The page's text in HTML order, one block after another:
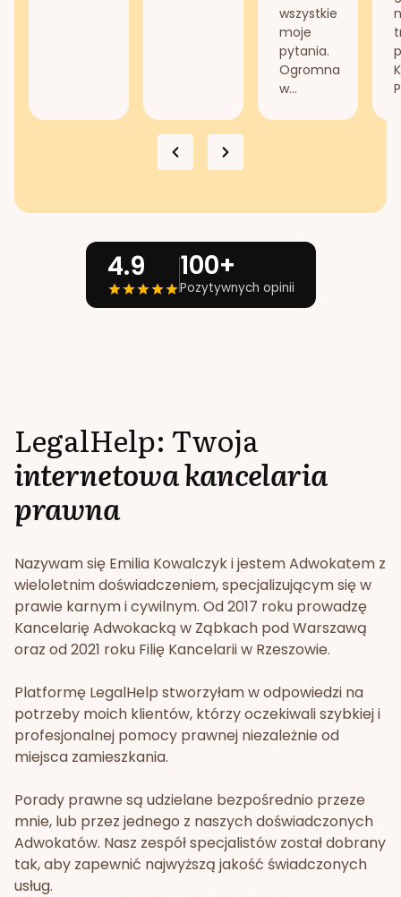
wszystkie
moje
pytania.
Ogromna
w...
4.9 100+
Pozytywnych opinii
LegalHelp: Twoja
internetowa kancelaria
prawna
Nazywam się Emilia Kowalczyk i jestem Adwokatem z
wieloletnim doświadczeniem, specjalizującym się w
prawie karnym i cywilnym. Od 2017 roku prowadzę
Kancelarię Adwokacką w Ząbkach pod Warszawą
oraz od 2021 roku Filię Kancelarii w Rzeszowie.
Platformę LegalHelp stworzyłam w odpowiedzi na
potrzeby moich klientów, którzy oczekiwali szybkiej i
profesjonalnej pomocy prawnej niezależnie od
miejsca zamieszkania.
Porady prawne są udzielane bezpośrednio przeze
mnie, lub przez jednego z naszych doświadczonych
Adwokatów. Nasz zespół specjalistów został dobrany
tak, aby zapewnić najwyższą jakość świadczonych
usług.